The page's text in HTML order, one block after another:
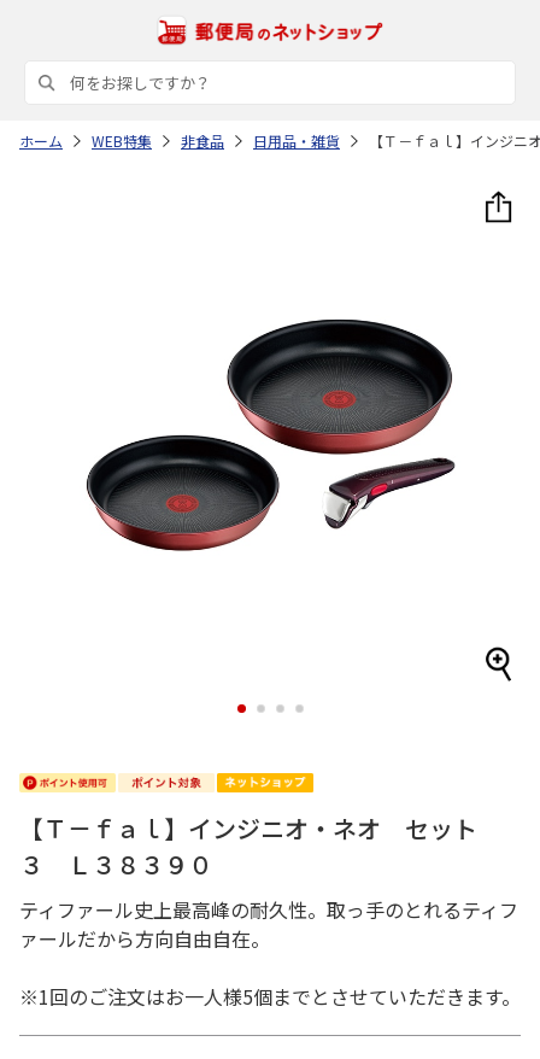
ホーム WEB特集 非食品 日用品・雑貨 【Ｔ－ｆａｌ】インジ
1 2 3 4
【Ｔ－ｆａｌ】インジニオ・ネオ セット
３ Ｌ３８３９０
ティファール史上最高峰の耐久性。取っ手のとれるティフ
ァールだから方向自由自在。
※1回のご注文はお一人様5個までとさせていただきます。